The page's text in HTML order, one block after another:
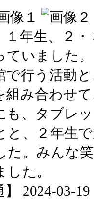
年生、２・
ていました
で行う活動
組み合わせ
も、タブレ
と、２年生
た。みんな
た。
】 2024-03-